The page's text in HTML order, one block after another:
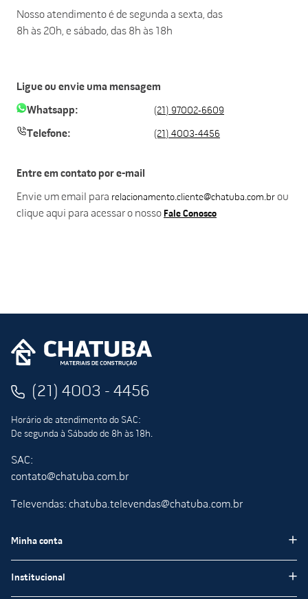
Nosso atendimento é de segunda a sexta, das
8h às 20h, e sábado, das 8h às 18h
Ligue ou envie uma mensagem
Whatsapp: (21) 97002-6609
Telefone: (21) 4003-4456
Entre em contato por e-mail
Envie um email para relacionamento.cliente@chatuba.com.br ou
clique aqui para acessar o nosso Fale Conosco
(21) 4003 - 4456
Horário de atendimento do SAC:
De segunda à Sábado de 8h às 18h.
SAC:
contato@chatuba.com.br
Televendas: chatuba.televendas@chatuba.com.br
Minha conta
Institucional